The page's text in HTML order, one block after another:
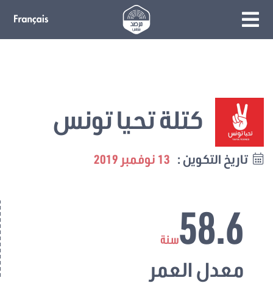
كتلة تحيا تونس
تاريخ التكوين : 13 نوفمبر 2019
58.6سنة
معدل العمر